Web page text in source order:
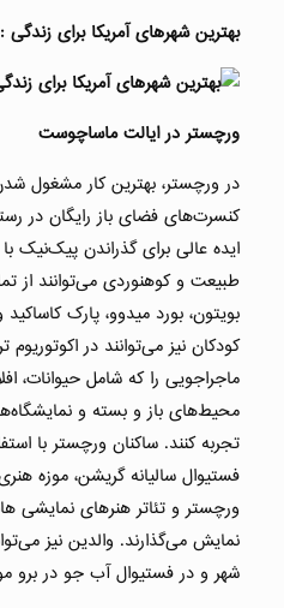
بهترین شهرهای آمریکا برای زندگی :
ورچستر در ایالت ماساچوست
در ورچستر، بهترین کار مشغول
کنسرت‌های فضای باز رایگان در
ایده عالی برای گذراندن پیک‌نیک
طبیعت و کوهنوردی می‌توانند از
بویتون، بورد میدوو، پارک
کودکان نیز می‌توانند در
ماجراجویی را که شامل حیوانات،
محیط‌های باز و بسته و
تجربه کنند. ساکنان ورچستر با
فستیوال سالیانه گریشن، موزه
ورچستر و تئاتر هنرهای نمایشی
نمایش می‌گذارند. والدین نیز
شهر و در فستیوال آب جو در برو